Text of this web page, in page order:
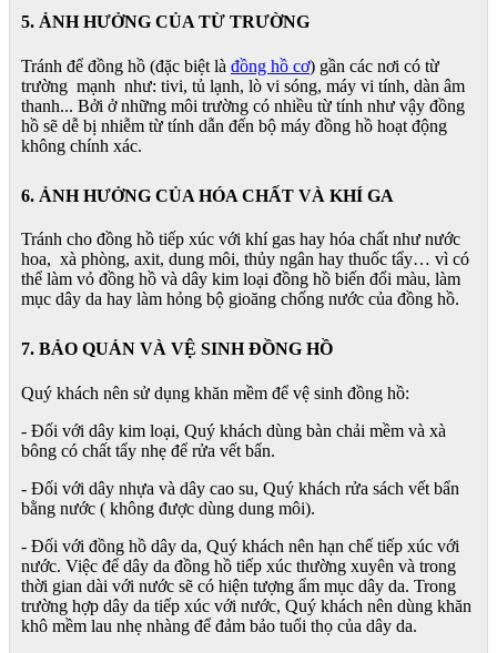
5. ẢNH HƯỞNG CỦA TỪ TRƯỜNG
Tránh để đồng hồ (đặc biệt là đồng hồ cơ) gần các nơi có từ
trường mạnh như: tivi, tủ lạnh, lò vi sóng, máy vi tính, dàn âm
thanh... Bởi ở những môi trường có nhiều từ tính như vậy đồng
hồ sẽ dễ bị nhiễm từ tính dẫn đến bộ máy đồng hồ hoạt động
không chính xác.
6. ẢNH HƯỞNG CỦA HÓA CHẤT VÀ KHÍ GA
Tránh cho đồng hồ tiếp xúc với khí gas hay hóa chất như nước
hoa, xà phòng, axit, dung môi, thủy ngân hay thuốc tẩy… vì có
thể làm vỏ đồng hồ và dây kim loại đồng hồ biến đổi màu, làm
mục dây da hay làm hỏng bộ gioăng chống nước của đồng hồ.
7. BẢO QUẢN VÀ VỆ SINH ĐỒNG HỒ
Quý khách nên sử dụng khăn mềm để vệ sinh đồng hồ:
- Đối với dây kim loại, Quý khách dùng bàn chải mềm và xà
bông có chất tẩy nhẹ để rửa vết bẩn.
- Đối với dây nhựa và dây cao su, Quý khách rửa sách vết bẩn
bằng nước ( không được dùng dung môi).
- Đối với đồng hồ dây da, Quý khách nên hạn chế tiếp xúc với
nước. Việc để dây da đồng hồ tiếp xúc thường xuyên và trong
thời gian dài với nước sẽ có hiện tượng ẩm mục dây da. Trong
trường hợp dây da tiếp xúc với nước, Quý khách nên dùng khăn
khô mềm lau nhẹ nhàng để đảm bảo tuổi thọ của dây da.